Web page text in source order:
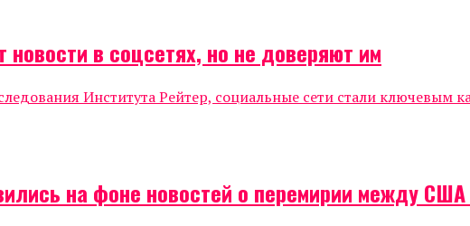
в соцсетях, но не доверяют им
Института Рейтер, социальные сети стали
на фоне новостей о перемирии между